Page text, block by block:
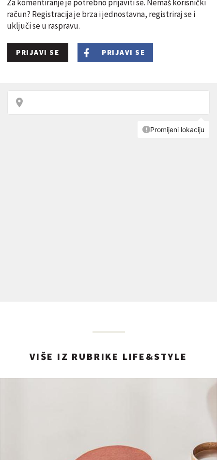
Za komentiranje je potrebno prijaviti se. Nemaš korisnički
račun? Registracija je brza i jednostavna, registriraj se i
uključi se u raspravu.
PRIJAVI SE PRIJAVI SE
VIŠE IZ RUBRIKE LIFE&STYLE